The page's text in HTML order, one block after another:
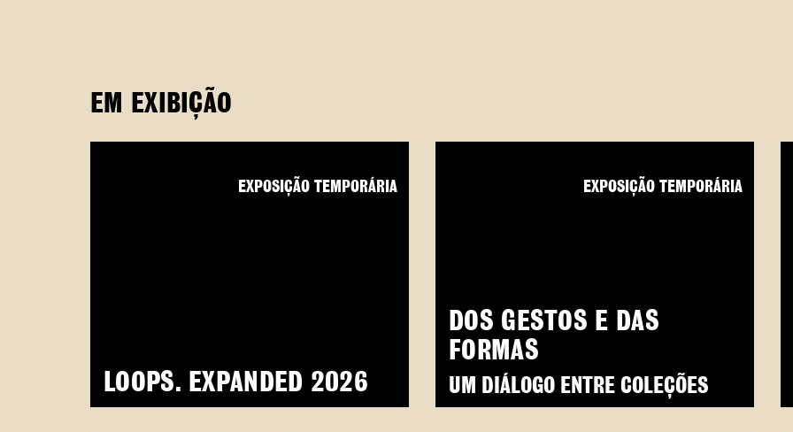
EM EXIBIÇÃO
LOOPS. EXPANDED 2026
EXPOSIÇÃO TEMPORÁRIA
DOS GESTOS E DAS
FORMAS
UM DIÁLOGO ENTRE COLEÇÕES
EXPOSIÇÃO TEMPORÁRIA